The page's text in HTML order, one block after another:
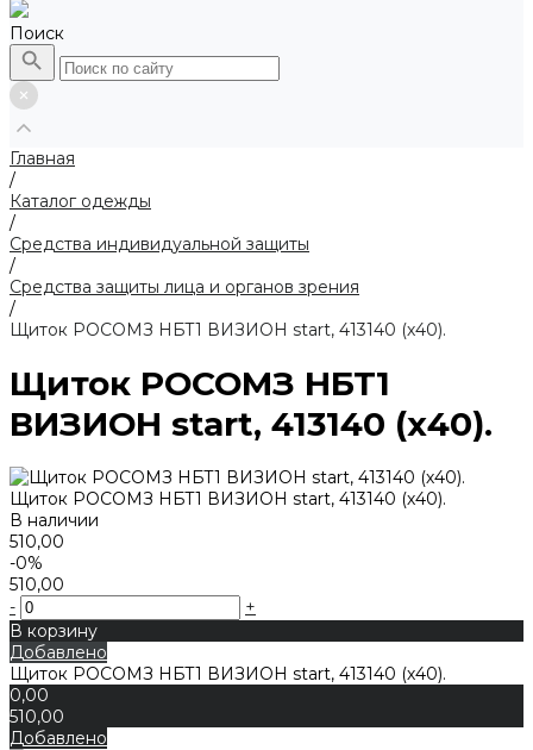
Поиск
Главная
/
Каталог одежды
/
Средства индивидуальной защиты
/
Средства защиты лица и органов зрения
/
Щиток РОСОМЗ НБТ1 ВИЗИОН start, 413140 (х40).
Щиток РОСОМЗ НБТ1
ВИЗИОН start, 413140 (х40).
Щиток РОСОМЗ НБТ1 ВИЗИОН start, 413140 (х40).
В наличии
510,00
-0%
510,00
-
+
В корзину
Добавлено
Щиток РОСОМЗ НБТ1 ВИЗИОН start, 413140 (х40).
0,00
510,00
Добавлено